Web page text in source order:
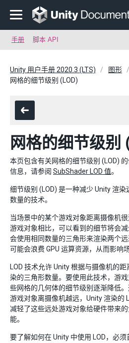
手册 脚本 API
Unity 用户手册 2020.3 (LTS) 图形
网格的细节级别 (LOD)
网格的细节级别
本页包含有关网格的细节级别 (LOD)
信息，请参阅 SubShader LOD 值。
细节级别 (LOD) 是一种减少 Unity 渲染
数量的技术。
当场景中的某个游戏对象距离摄像机
游戏对象相比，可以看到的细节将会
会使用相同数量的三角形来渲染两个
可能会浪费 GPU 运算资源，从而影响
LOD 技术允许 Unity 根据与摄像机的
染的三角形数量。要使用此技术，游
些网格的几何体的细节级别逐渐降低。
游戏对象离摄像机越远，Unity 渲染的
减轻了这些远处游戏对象给硬件带来
能。
要了解如何在 Unity 中使用 LOD，必须